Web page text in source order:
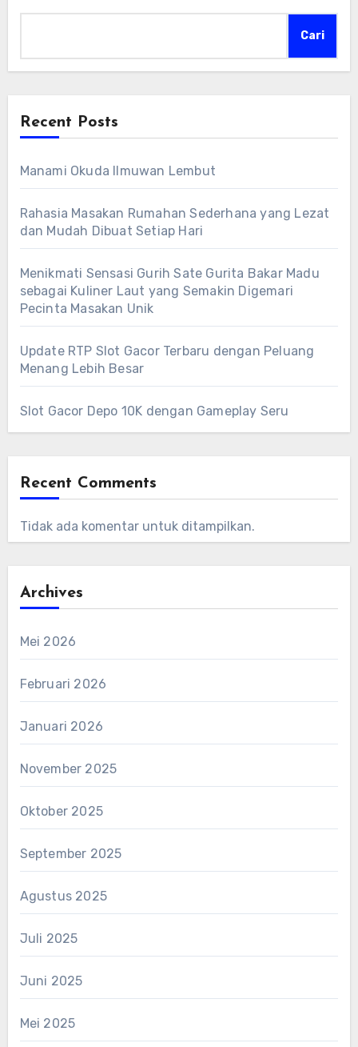
Cari
Recent Posts
Manami Okuda Ilmuwan Lembut
Rahasia Masakan Rumahan Sederhana yang Lezat
dan Mudah Dibuat Setiap Hari
Menikmati Sensasi Gurih Sate Gurita Bakar Madu
sebagai Kuliner Laut yang Semakin Digemari
Pecinta Masakan Unik
Update RTP Slot Gacor Terbaru dengan Peluang
Menang Lebih Besar
Slot Gacor Depo 10K dengan Gameplay Seru
Recent Comments
Tidak ada komentar untuk ditampilkan.
Archives
Mei 2026
Februari 2026
Januari 2026
November 2025
Oktober 2025
September 2025
Agustus 2025
Juli 2025
Juni 2025
Mei 2025